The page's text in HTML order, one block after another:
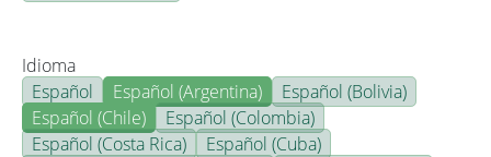
Idioma
Español
Español (Argentina)
Español (Bolivia)
Español (Chile)
Español (Colombia)
Español (Costa Rica)
Español (Cuba)